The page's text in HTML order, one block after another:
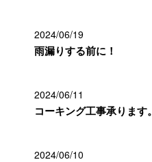
2024/06/19
雨漏りする前に！
2024/06/11
コーキング工事承ります。
2024/06/10